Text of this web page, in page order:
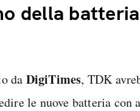
della
da DigiTimes, TDK
le nuove batteria